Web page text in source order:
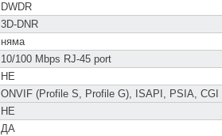
DWDR
3D-DNR
няма
10/100 Mbps RJ-45 port
НЕ
ONVIF (Profile S, Profile G), ISAPI, PSIA, CGI
НЕ
ДА